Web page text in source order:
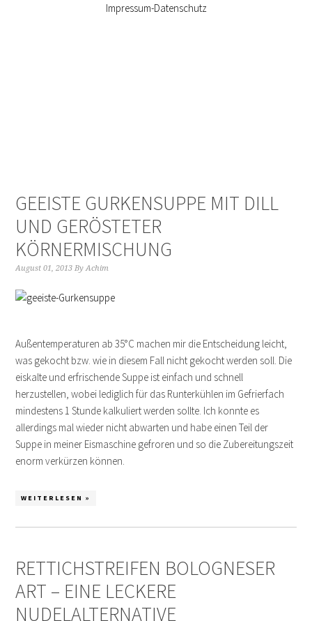
Impressum-Datenschutz
GEEISTE GURKENSUPPE MIT DILL
UND GERÖSTETER
KÖRNERMISCHUNG
August 01, 2013 ByAchim
Außentemperaturen ab 35°C machen mir die Entscheidung leicht,
was gekocht bzw. wie in diesem Fall nicht gekocht werden soll. Die
eiskalte und erfrischende Suppe ist einfach und schnell
herzustellen, wobei lediglich für das Runterkühlen im Gefrierfach
mindestens 1 Stunde kalkuliert werden sollte. Ich konnte es
allerdings mal wieder nicht abwarten und habe einen Teil der
Suppe in meiner Eismaschine gefroren und so die Zubereitungszeit
enorm verkürzen können.
WEITERLESEN »
RETTICHSTREIFEN BOLOGNESER
ART – EINE LECKERE
NUDELALTERNATIVE